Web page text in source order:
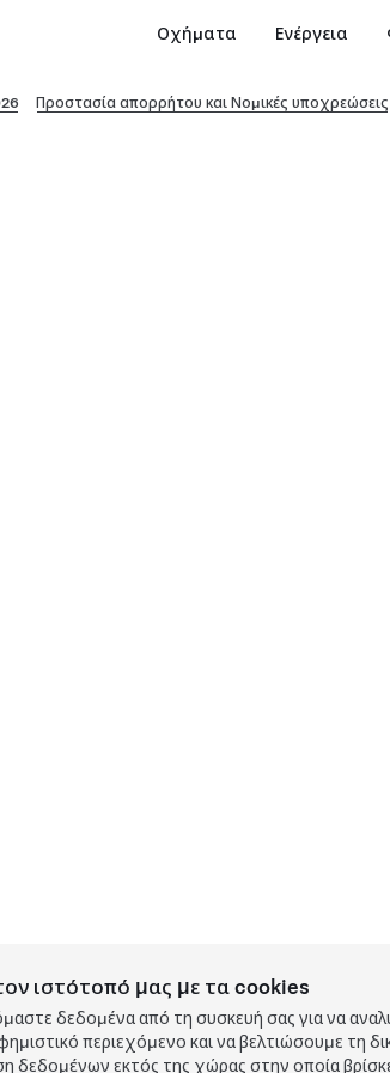
Οχήματα Ενέργεια
Προστασία απορρήτου και Νομικές υποχρεώσεις
ιστότοπό μας με τα cookies
δεδομένα από τη συσκευή σας για να
περιεχόμενο και να βελτιώσουμε τη
δεδομένων εκτός της χώρας στην οποία